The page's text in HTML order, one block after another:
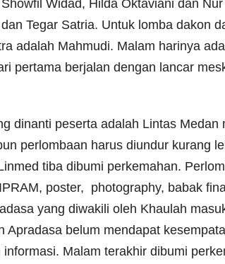
Widad, Hilda Oktaviani dan
Tegar Satria. Untuk lomba dakon
adalah Mahmudi. Malam harinya
pertama berjalan dengan lancar
dinanti peserta adalah Lintas Medan
perlombaan harus diundur kurang
tiba dibumi perkemahan.
poster, photography, babak
yang diwakili oleh Khaulah
belum mendapat
Malam terakhir dibumi